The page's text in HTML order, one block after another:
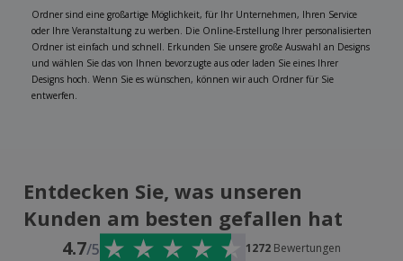
Ordner sind eine großartige Möglichkeit, für Ihr Unternehmen, Ihren Service
oder Ihre Veranstaltung zu werben. Die Online-Erstellung Ihrer personalisierten
Ordner ist einfach und schnell. Erkunden Sie unsere große Auswahl an Designs
und wählen Sie das von Ihnen bevorzugte aus oder laden Sie eines Ihrer
Designs hoch. Wenn Sie es wünschen, können wir auch Ordner für Sie
entwerfen.
Entdecken Sie, was unseren
Kunden am besten gefallen hat
4.7/5 1272 Bewertungen